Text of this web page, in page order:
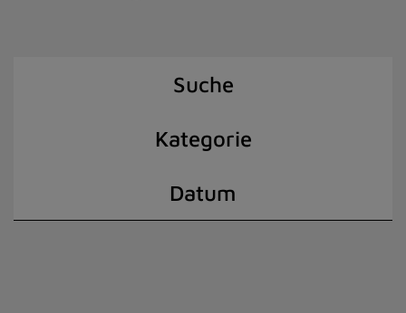
Suche
Kategorie
Datum